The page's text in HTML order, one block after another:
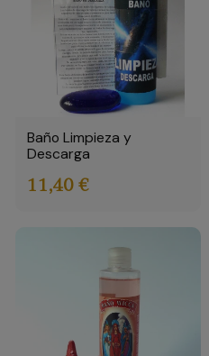
Baño Limpieza y
Descarga
11,40 €